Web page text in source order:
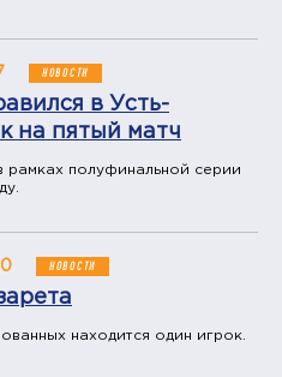
НОВОСТИ
в Усть-
на пятый матч
рамках полуфинальной серии
НОВОСТИ
находится один игрок.